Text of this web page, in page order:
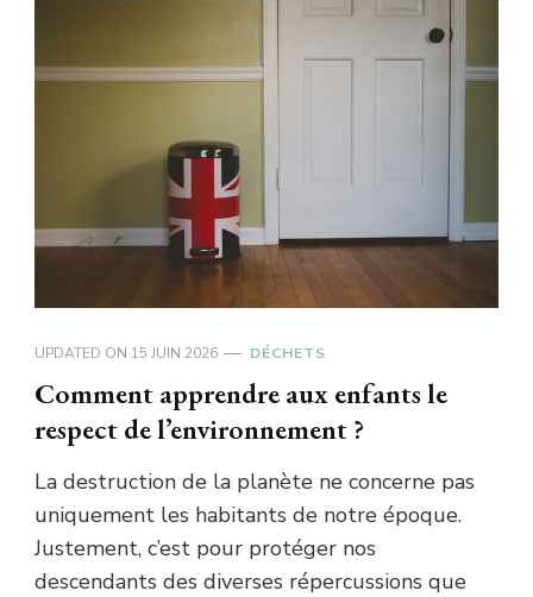
UPDATED ON 15 JUIN 2026 DÉCHETS
Comment apprendre aux enfants le
respect de l’environnement ?
La destruction de la planète ne concerne pas
uniquement les habitants de notre époque.
Justement, c’est pour protéger nos
descendants des diverses répercussions que